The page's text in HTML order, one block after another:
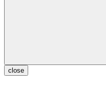
close